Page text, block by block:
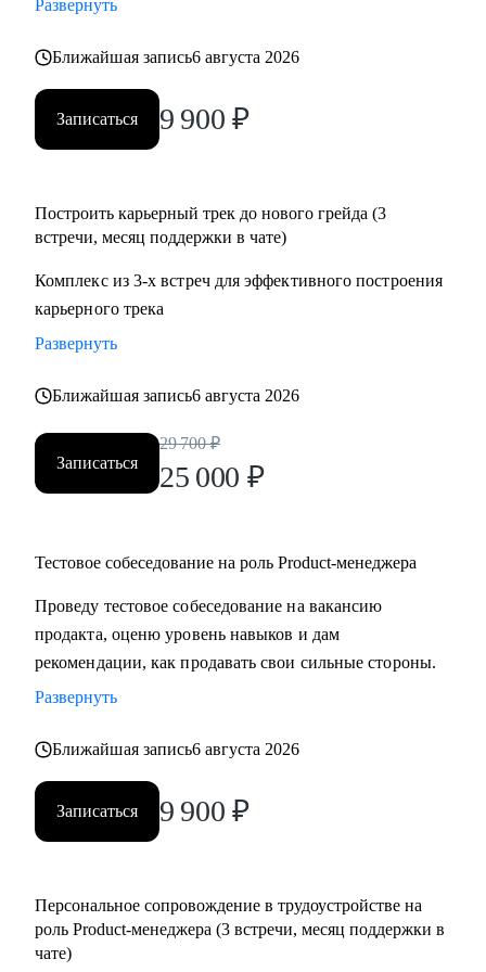
• Разобрать и выполнить тестовые задания.
вырасти на текущем месте работы.
• Построить здоровые отношения в команде и эффективно
Кому могу помочь:
Специалистам от Junior до Senior уровня:
• Product-менеджерам, кто хочет вырасти по грейду и
зарплате
• Владельцам стартапов, которые собирают команду, строят
• Project-менеджерам и маркетологам, кто хочет перейти в
Развернуть
Ближайшая запись6 августа 2026
Записаться 9 900 ₽
Построить карьерный трек до нового грейда (3
встречи, месяц поддержки в чате)
Комплекс из 3-х встреч для эффективного построения
карьерного трека
Развернуть
Ближайшая запись6 августа 2026
Записаться
29 700 ₽
25 000 ₽
Тестовое собеседование на роль Product-менеджера
Проведу тестовое собеседование на вакансию
продакта, оценю уровень навыков и дам
рекомендации, как продавать свои сильные стороны.
Развернуть
Ближайшая запись6 августа 2026
Записаться 9 900 ₽
Персональное сопровождение в трудоустройстве на
роль Product-менеджера (3 встречи, месяц поддержки в
чате)